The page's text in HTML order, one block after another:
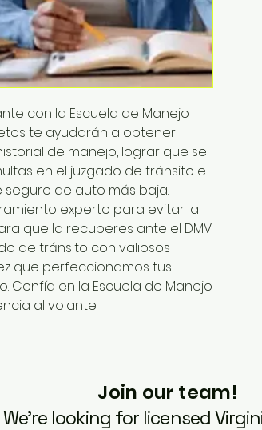
con la Escuela de Manejo
te ayudarán a obtener
de manejo, lograr que se
en el juzgado de tránsito e
de auto más baja.
experto para evitar la
que la recuperes ante el DMV.
de tránsito con valiosos
que perfeccionamos tus
Confía en la Escuela de Manejo
al volante.
Join our team!
We’re looking for licensed